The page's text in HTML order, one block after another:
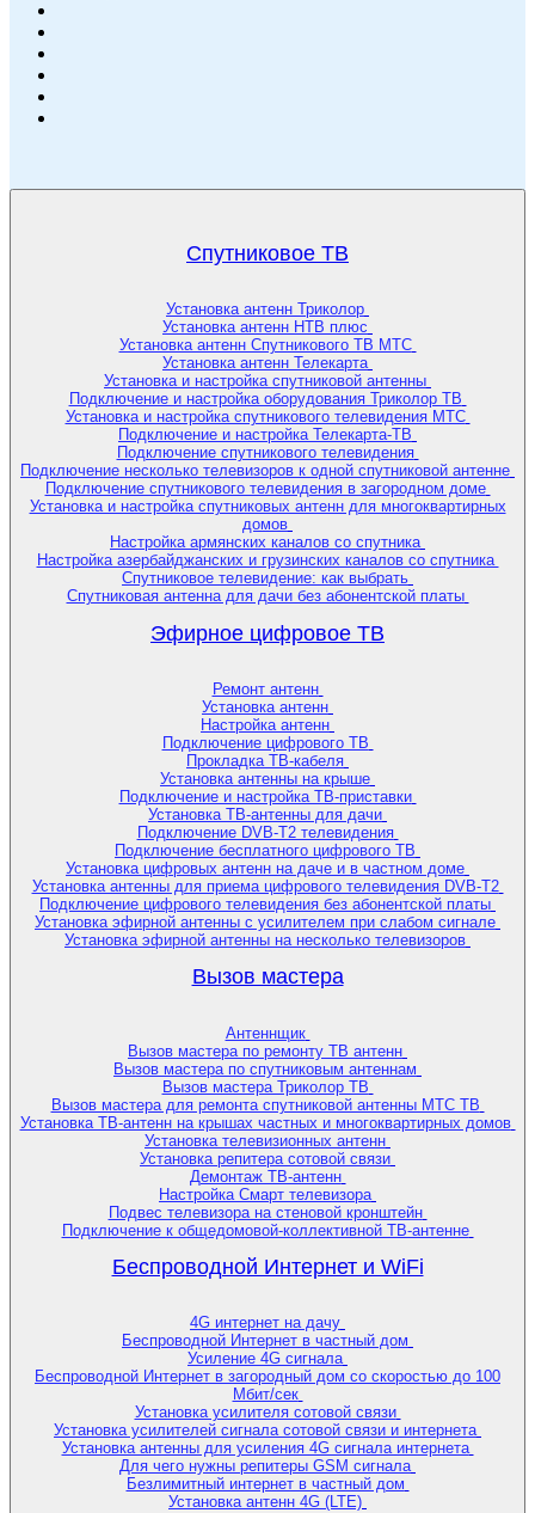
Спутниковое ТВ
Установка антенн Триколор
Установка антенн НТВ плюс
Установка антенн Спутникового ТВ МТС
Установка антенн Телекарта
Установка и настройка спутниковой антенны
Подключение и настройка оборудования Триколор ТВ
Установка и настройка спутникового телевидения МТС
Подключение и настройка Телекарта-ТВ
Подключение спутникового телевидения
Подключение несколько телевизоров к одной спутниковой антенне
Подключение спутникового телевидения в загородном доме
Установка и настройка спутниковых антенн для многоквартирных
домов
Настройка армянских каналов со спутника
Настройка азербайджанских и грузинских каналов со спутника
Спутниковое телевидение: как выбрать
Спутниковая антенна для дачи без абонентской платы
Эфирное цифровое ТВ
Ремонт антенн
Установка антенн
Настройка антенн
Подключение цифрового ТВ
Прокладка ТВ-кабеля
Установка антенны на крыше
Подключение и настройка ТВ-приставки
Установка ТВ-антенны для дачи
Подключение DVB-T2 телевидения
Подключение бесплатного цифрового ТВ
Установка цифровых антенн на даче и в частном доме
Установка антенны для приема цифрового телевидения DVB-T2
Подключение цифрового телевидения без абонентской платы
Установка эфирной антенны с усилителем при слабом сигнале
Установка эфирной антенны на несколько телевизоров
Вызов мастера
Антеннщик
Вызов мастера по ремонту ТВ антенн
Вызов мастера по спутниковым антеннам
Вызов мастера Триколор ТВ
Вызов мастера для ремонта спутниковой антенны МТС ТВ
Установка ТВ-антенн на крышах частных и многоквартирных домов
Установка телевизионных антенн
Установка репитера сотовой связи
Демонтаж ТВ-антенн
Настройка Смарт телевизора
Подвес телевизора на стеновой кронштейн
Подключение к общедомовой-коллективной ТВ-антенне
Беспроводной Интернет и WiFi
4G интернет на дачу
Беспроводной Интернет в частный дом
Усиление 4G сигнала
Беспроводной Интернет в загородный дом со скоростью до 100
Мбит/сек
Установка усилителя сотовой связи
Установка усилителей сигнала сотовой связи и интернета
Установка антенны для усиления 4G сигнала интернета
Для чего нужны репитеры GSM сигнала
Безлимитный интернет в частный дом
Установка антенн 4G (LTE)